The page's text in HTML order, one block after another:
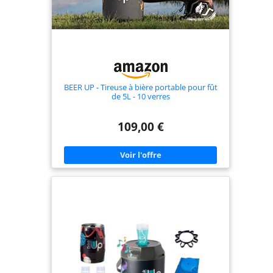
bière pendant 1 à
3 mois. N'oubliez
pas de purger l'air
Réfrigération &
Isolation : La mini-
tireuse à bière
réfrigérateur. Avec
son matériau
d'étanchéité en
acier inoxydable à
une température
ambiante de 27 °C
et fournir une
BEER UP - Tireuse à bière portable pour fût
de 5L - 10 verres
109,00 €